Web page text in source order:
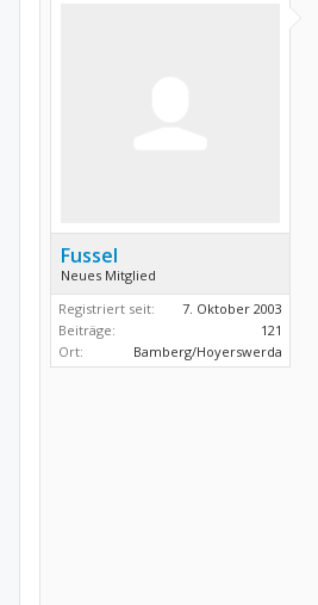
Fussel
Neues Mitglied
Registriert seit:
7. Oktober 2003
Beiträge:
121
Ort:
Bamberg/Hoyerswerda